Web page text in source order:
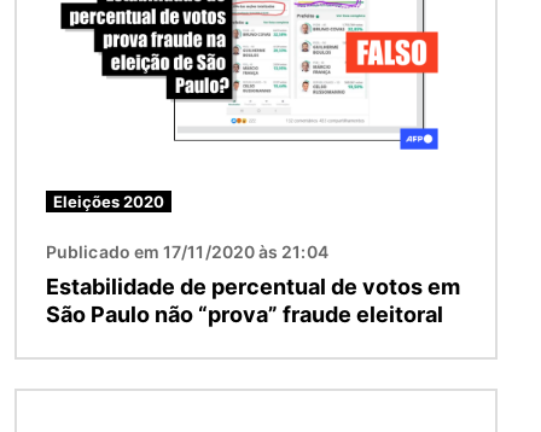
Eleições 2020
Publicado em 17/11/2020 às 21:04
Estabilidade de percentual de votos em
São Paulo não “prova” fraude eleitoral